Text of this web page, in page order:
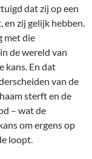
dat zij op een
en zij gelijk hebben.
met die
de wereld van
kans. En dat
van de
sterft en de
– wat de
om ergens op
loopt.